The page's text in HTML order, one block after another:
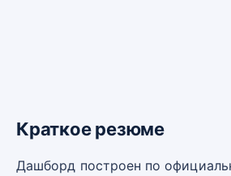
Краткое резюме
Дашборд построен по